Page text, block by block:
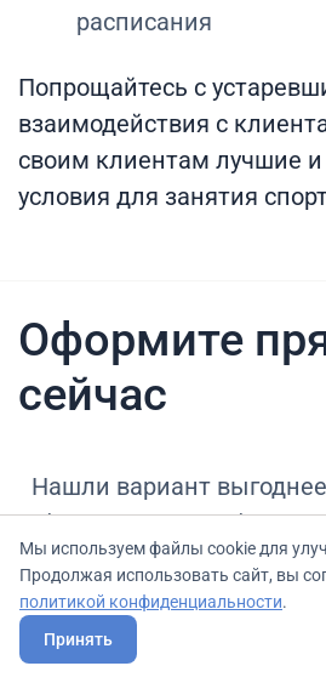
расписания
Попрощайтесь с
взаимодействия с
своим клиентам лучшие
условия для занятия
Оформите
сейчас
Нашли вариант
об этом, и мы подберем
условия.
Мы используем файлы cookie для
Продолжая использовать сайт, вы
политикой конфиденциальности.
Принять